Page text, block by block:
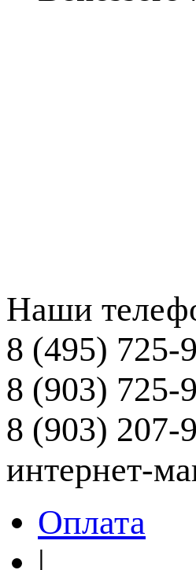
Наши
8 (495) 725-
8 (903) 725-
8 (903) 207-
интернет-
Оплата